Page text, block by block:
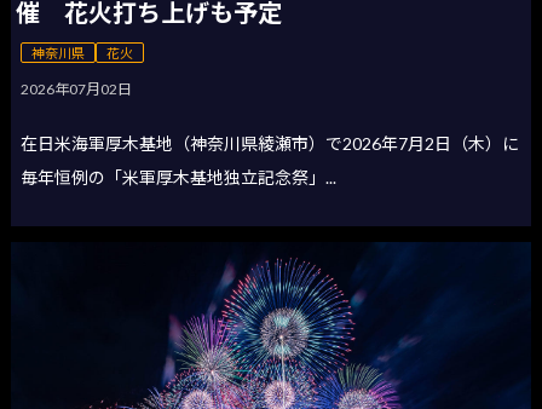
催 花火打ち上げも予定
神奈川県 花火
2026年07月02日
在日米海軍厚木基地（神奈川県綾瀬市）で2026年7月2日（木）に
毎年恒例の「米軍厚木基地独立記念祭」...